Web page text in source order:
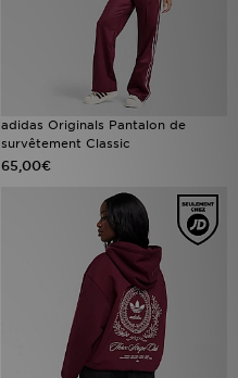
adidas Originals Pantalon de
survêtement Classic
65,00€